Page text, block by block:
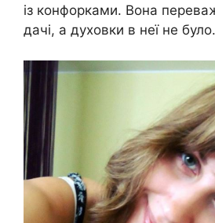
із конфорками. Вона
дачі, а духовки в неї не було.